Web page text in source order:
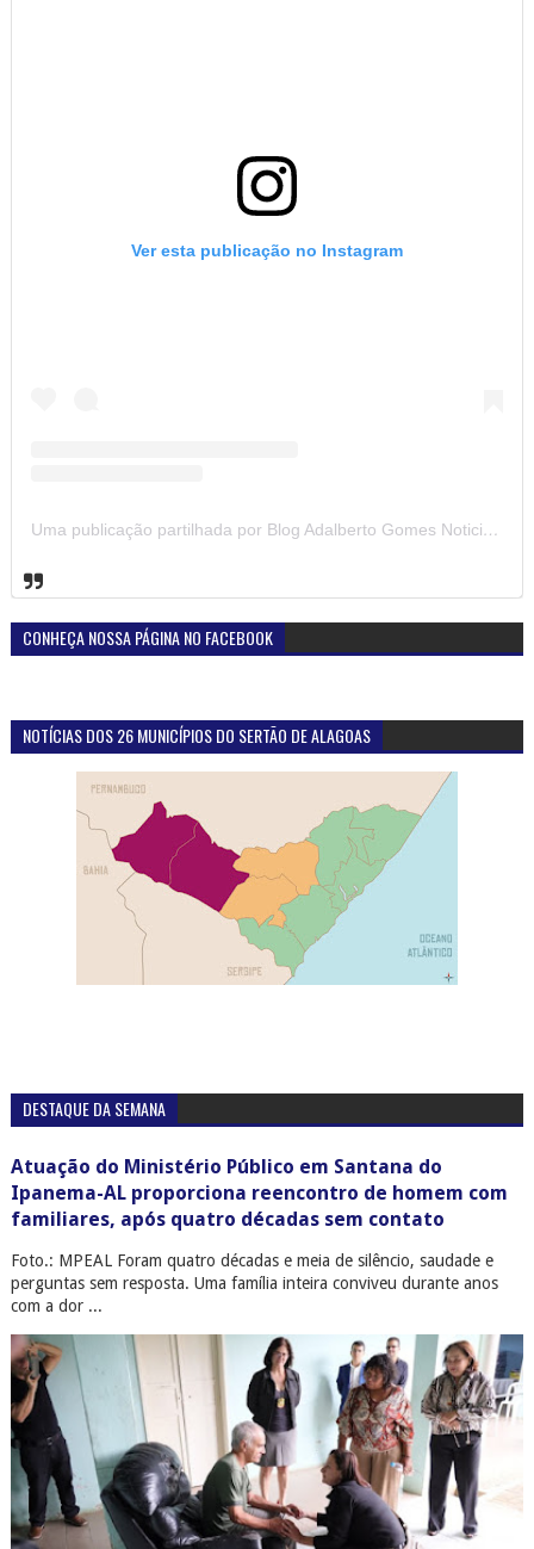
Ver esta publicação no Instagram
Uma publicação partilhada por Blog Adalberto Gomes Noticias (@blogadalbertogomesnoticiass)
CONHEÇA NOSSA PÁGINA NO FACEBOOK
NOTÍCIAS DOS 26 MUNICÍPIOS DO SERTÃO DE ALAGOAS
DESTAQUE DA SEMANA
Atuação do Ministério Público em Santana do
Ipanema-AL proporciona reencontro de homem com
familiares, após quatro décadas sem contato
Foto.: MPEAL Foram quatro décadas e meia de silêncio, saudade e
perguntas sem resposta. Uma família inteira conviveu durante anos
com a dor ...